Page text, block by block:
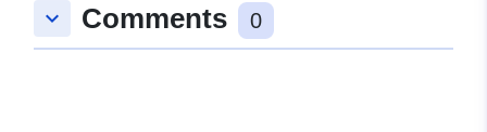
keyboard_arrow_down Comments 0